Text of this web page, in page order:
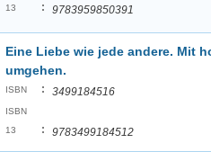
13
: 9783959850391
Eine Liebe wie jede andere. Mit
umgehen.
ISBN : 3499184516
ISBN
13
: 9783499184512